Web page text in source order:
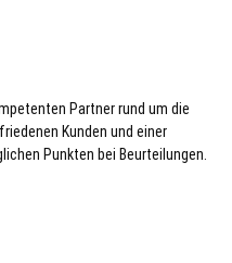
Partner rund um die
Kunden und einer
Punkten bei Beurteilungen.